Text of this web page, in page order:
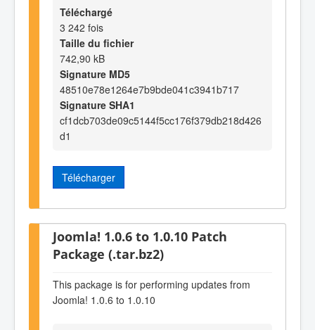
Téléchargé
3 242 fois
Taille du fichier
742,90 kB
Signature MD5
48510e78e1264e7b9bde041c3941b717
Signature SHA1
cf1dcb703de09c5144f5cc176f379db218d426
d1
Télécharger
Joomla! 1.0.6 to 1.0.10 Patch
Package (.tar.bz2)
This package is for performing updates from
Joomla! 1.0.6 to 1.0.10